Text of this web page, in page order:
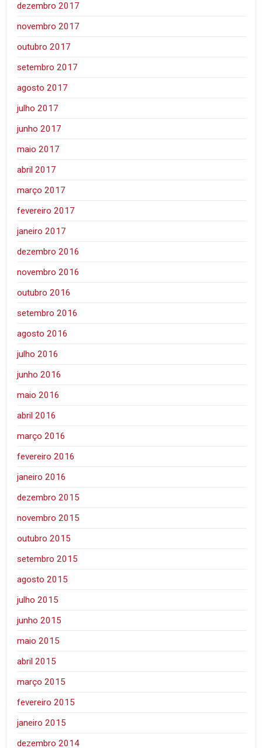
dezembro 2017
novembro 2017
outubro 2017
setembro 2017
agosto 2017
julho 2017
junho 2017
maio 2017
abril 2017
março 2017
fevereiro 2017
janeiro 2017
dezembro 2016
novembro 2016
outubro 2016
setembro 2016
agosto 2016
julho 2016
junho 2016
maio 2016
abril 2016
março 2016
fevereiro 2016
janeiro 2016
dezembro 2015
novembro 2015
outubro 2015
setembro 2015
agosto 2015
julho 2015
junho 2015
maio 2015
abril 2015
março 2015
fevereiro 2015
janeiro 2015
dezembro 2014